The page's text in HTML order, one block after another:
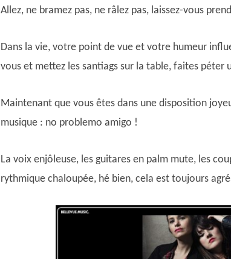
Allez, ne bramez pas, ne râlez pas, laissez-vous
Dans la vie, votre point de vue et votre humeur
vous et mettez les santiags sur la table, faites
Maintenant que vous êtes dans une disposition
musique : no problemo amigo !
La voix enjôleuse, les guitares en palm mute, les
rythmique chaloupée, hé bien, cela est toujours